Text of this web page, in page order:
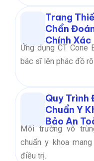
Trang
Chẩn
Chính Xác
Ứng dụng CT Cone
bác sĩ lên phác đồ
Quy Trình
Chuẩn Y
Bảo An
Môi trường vô
chuẩn y khoa
điều trị.